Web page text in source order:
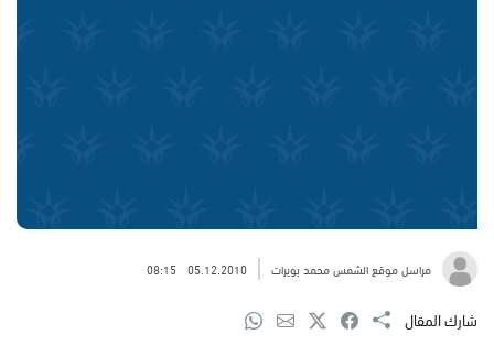
مراسل موقع الشمس محمد بويرات 05.12.2010
08:15
شارك المقال